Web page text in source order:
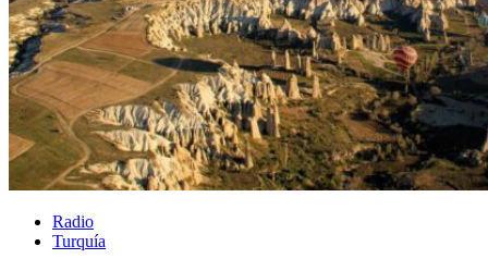
Radio
Turquía